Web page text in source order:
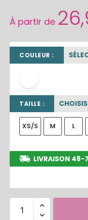
À partir de
COULEUR :
TAILLE :
XS/S M L
LIVRAISON 48-